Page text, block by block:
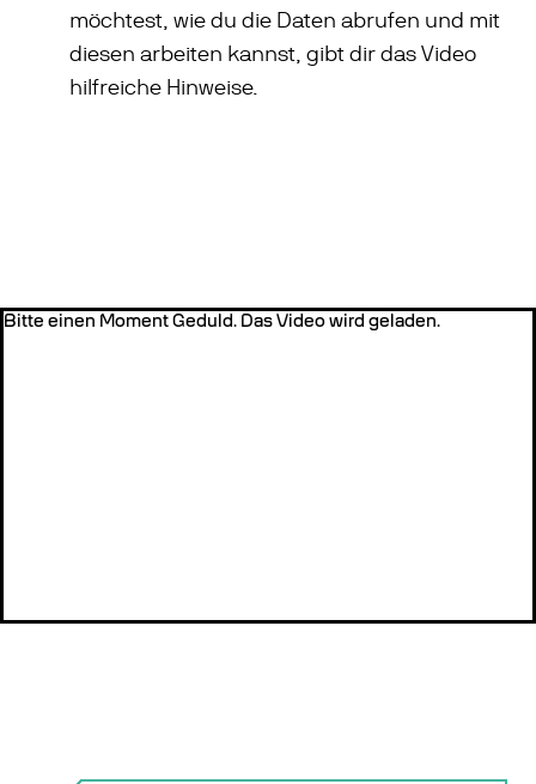
möchtest, wie du die Daten abrufen und mit
diesen arbeiten kannst, gibt dir das Video
hilfreiche Hinweise.
Bitte einen Moment Geduld. Das Video wird geladen.